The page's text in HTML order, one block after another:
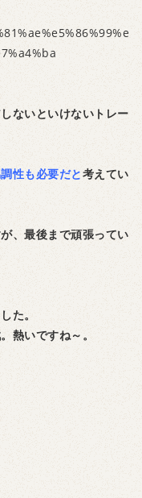
ないといけないトレー
性も必要だと考えてい
、最後まで頑張ってい
た。
熱いですね～。